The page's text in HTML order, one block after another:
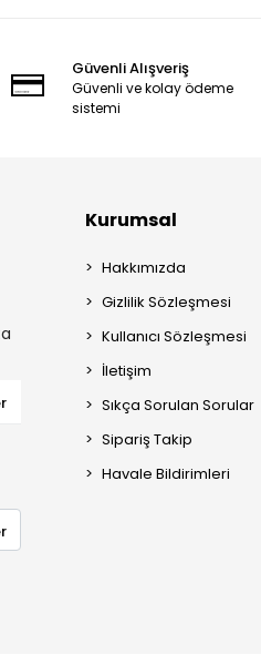
Güvenli Alışveriş
Güvenli ve kolay ödeme
sistemi
Kurumsal
Hakkımızda
Gizlilik Sözleşmesi
Kullanıcı Sözleşmesi
İletişim
Sıkça Sorulan Sorular
Sipariş Takip
Havale Bildirimleri